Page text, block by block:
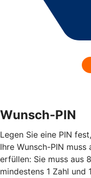
Wunsch-PIN
Legen Sie eine PIN
Ihre Wunsch-PIN
erfüllen: Sie muss aus
mindestens 1 Zahl und